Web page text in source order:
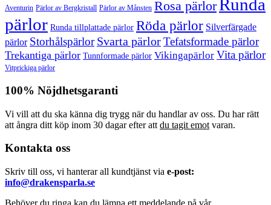
Aventurin Pärlor av Bergkristall Pärlor av Månsten Rosa pärlorRunda
pärlor Runda tillplattade pärlor Röda pärlor Silverfärgade
pärlor Storhålspärlor Svarta pärlorTefatsformade pärlor
Trekantiga pärlor Tunnformade pärlor Vikingapärlor Vita pärlor
Vitprickiga pärlor
100% Nöjdhetsgaranti
Vi vill att du ska känna dig trygg när du handlar av oss. Du har rätt
att ångra ditt köp inom 30 dagar efter att du tagit emot varan.
Kontakta oss
Skriv till oss, vi hanterar all kundtjänst via e-post:
info@drakensparla.se
Behöver du ringa kan du lämna ett meddelande på vår